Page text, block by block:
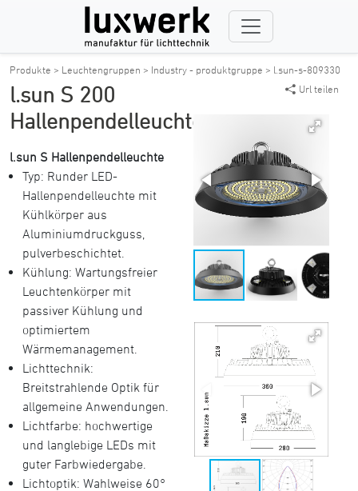
Produkte > Leuchtengruppen > Industry - produktgruppe > l.sun-s-809330
Url teilen
l.sun S 200
Hallenpendelleuchte
l.sun S Hallenpendelleuchte
Typ: Runder LED-
Hallenpendelleuchte mit
Kühlkörper aus
Aluminiumdruckguss,
pulverbeschichtet.
Kühlung: Wartungsfreier
Leuchtenkörper mit
passiver Kühlung und
optimiertem
Wärmemanagement.
Lichttechnik:
Breitstrahlende Optik für
allgemeine Anwendungen.
Lichtfarbe: hochwertige
und langlebige LEDs mit
guter Farbwiedergabe.
Lichtoptik: Wahlweise 60°